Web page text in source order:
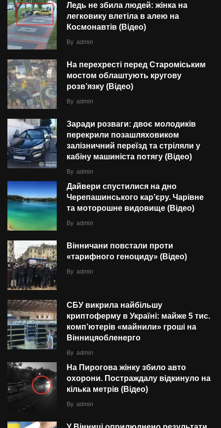
Ледь не збила людей: жінка на
легковику влетіла в алею на
Космонавтів (Відео)
By admin
На перехресті перед Староміським
мостом облаштують кругову
розв’язку (Відео)
By admin
Заради розваги: двоє молодиків
перекрили позашляховиком
залізничний переїзд та стріляли у
кабіну машиніста потягу (Відео)
By admin
Дайвери спустилися на дно
Черепашинського кар’єру. Чарівне
та моторошне видовище (Відео)
By admin
Вінничани повстали проти
«тарифного геноциду» (Відео)
By admin
СБУ викрила найбільшу
криптоферму в Україні: майже 5 тис.
комп’ютерів «майнили» гроші на
Вінницяобленерго
By admin
На Пирогова жінку збило авто
охорони. Постраждалу відкинуло на
кілька метрів (Відео)
By admin